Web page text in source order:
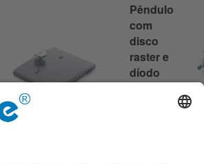
Pêndulo
com
disco
raster e
díodo